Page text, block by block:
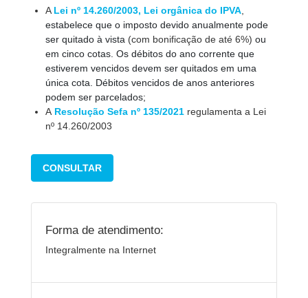
A Lei nº 14.260/2003, Lei orgânica do IPVA
estabelece que o imposto devido anualmente pode
ser quitado à vista (com bonificação de até 6%) ou
em cinco cotas. Os débitos do ano corrente que
estiverem vencidos devem ser quitados em uma
única cota. Débitos vencidos de anos anteriores
podem ser parcelados;
A Resolução Sefa nº 135/2021 regulamenta a Lei
nº 14.260/2003
CONSULTAR
Forma de atendimento:
Integralmente na Internet